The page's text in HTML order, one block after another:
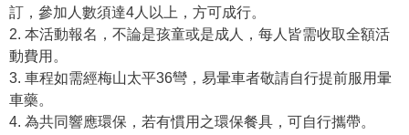
訂，參加人數須達4人以上，方可成行。
2. 本活動報名，不論是孩童或是成人，每人皆需收取全額活
動費用。
3. 車程如需經梅山太平36彎，易暈車者敬請自行提前服用暈
車藥。
4. 為共同響應環保，若有慣用之環保餐具，可自行攜帶。